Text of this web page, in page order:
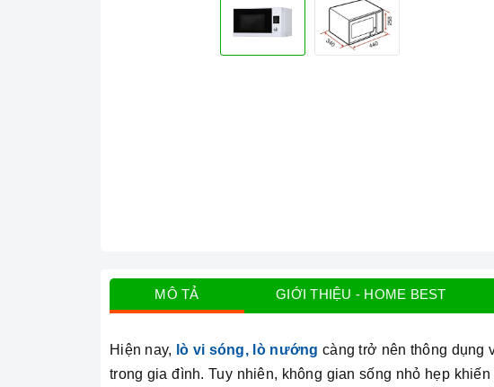
MÔ TẢ GIỚI THIỆU - HOME BEST
Hiện nay, lò vi sóng, lò nướng càng trở nên thông dụng
trong gia đình. Tuy nhiên, không gian sống nhỏ hẹp